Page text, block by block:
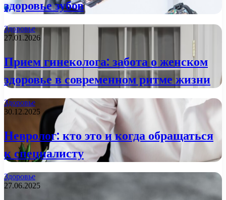
здоровье зубов
Здоровье
27.01.2026
Прием гинеколога: забота о женском
здоровье в современном ритме жизни
Здоровье
30.12.2025
Невролог: кто это и когда обращаться
к специалисту
Здоровье
27.06.2025